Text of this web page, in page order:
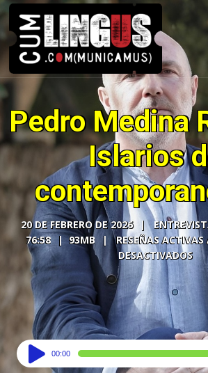
Pedro Medina
Islarios
20 DE FEBRERO DE 2026
76:58
93MB
DESACTIVADOS
Audio
Player
00:00